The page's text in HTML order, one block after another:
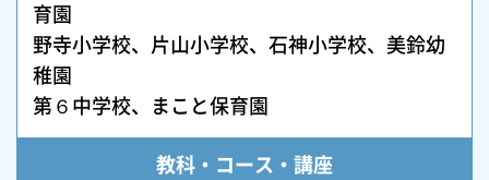
育園
野寺小学校、片山小学校、石神小学校、美鈴幼
稚園
第６中学校、まこと保育園
教科・コース・講座